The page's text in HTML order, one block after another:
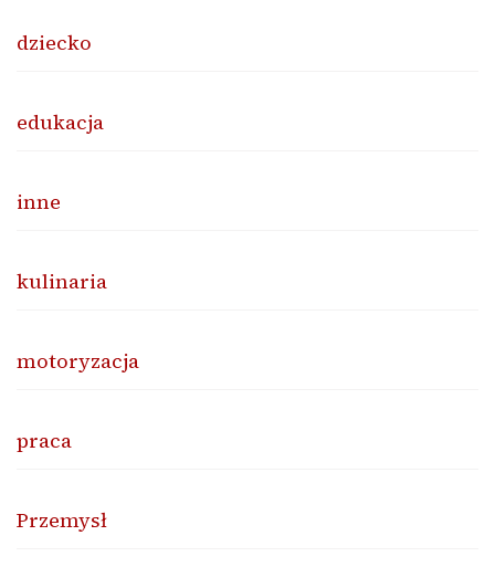
dziecko
edukacja
inne
kulinaria
motoryzacja
praca
Przemysł